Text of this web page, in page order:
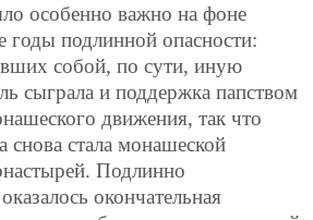
особенно важно на фоне
годы подлинной опасности:
собой, по сути, иную
сыграла и поддержка папством
движения, так что
снова стала монашеской
Подлинно
окончательная